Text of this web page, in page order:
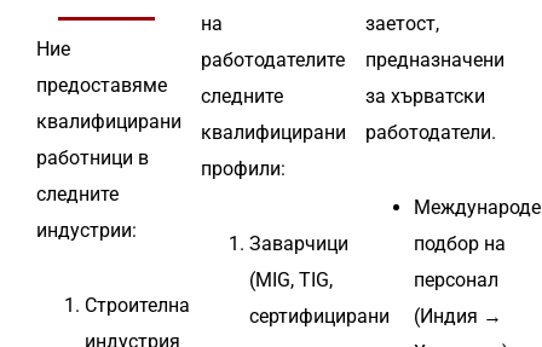
Ние
предоставяме
квалифицирани
работници в
следните
индустрии:
Строителна
индустрия
на
работодателите
следните
квалифицирани
профили:
Заварчици
(MIG, TIG,
сертифицирани
заетост,
предназначени
за хърватски
работодатели.
подбор на
персонал
(Индия →